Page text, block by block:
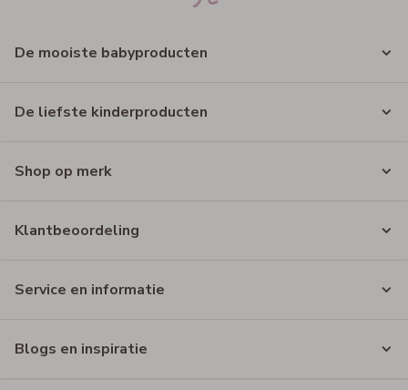
De mooiste babyproducten
De liefste kinderproducten
Shop op merk
Klantbeoordeling
Service en informatie
Blogs en inspiratie